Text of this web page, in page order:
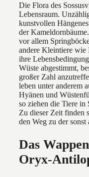
Die Flora des
Lebensraum.
kunstvollen
der
vor allem
andere Kleintiere wie
ihre
Wüste abgestimmt,
großer Zahl
leben unter anderem
Hyänen und
so ziehen die Tiere in
Zu dieser Zeit finden
den Weg zu der sonst
Das
Oryx-